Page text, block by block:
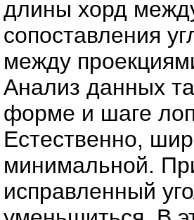
длины хорд
сопоставления
между
Анализ данных
форме и шаге
Естественно,
минимальной.
исправленный